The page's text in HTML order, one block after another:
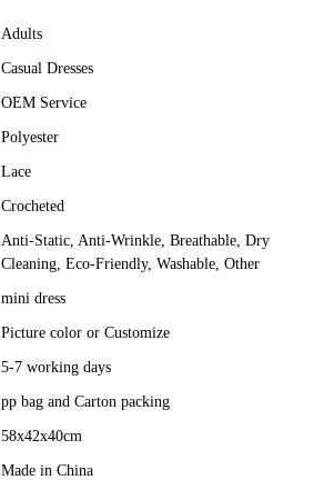
Adults
Casual Dresses
OEM Service
Polyester
Lace
Crocheted
Anti-Static, Anti-Wrinkle, Breathable, Dry
Cleaning, Eco-Friendly, Washable, Other
mini dress
Picture color or Customize
5-7 working days
pp bag and Carton packing
58x42x40cm
Made in China